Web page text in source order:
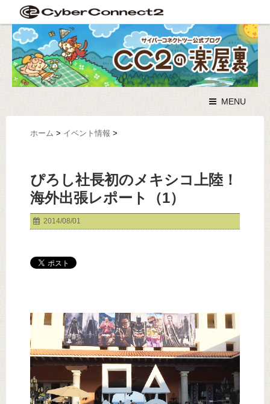
MENU
ホーム > イベント情報 >
ぴろし社長初のメキシコ上陸！
海外出張レポート（1）
2014/08/01